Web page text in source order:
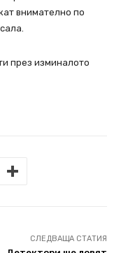
внимателно по
през изминалото
СЛЕДВАЩА СТАТИЯ